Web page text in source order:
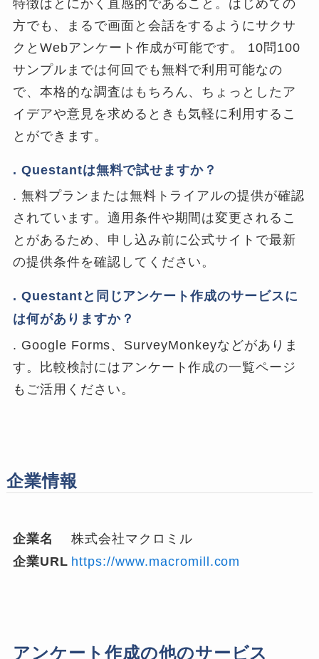
特徴はとにかく直感的であること。はじめての
方でも、まるで画面と会話をするようにサクサ
クとWebアンケート作成が可能です。 10問100
サンプルまでは何回でも無料で利用可能なの
で、本格的な調査はもちろん、ちょっとしたア
イデアや意見を求めるときも気軽に利用するこ
とができます。
. Questantは無料で試せますか？
. 無料プランまたは無料トライアルの提供が確認
されています。適用条件や期間は変更されるこ
とがあるため、申し込み前に公式サイトで最新
の提供条件を確認してください。
. Questantと同じアンケート作成のサービスに
は何がありますか？
. Google Forms、SurveyMonkeyなどがありま
す。比較検討にはアンケート作成の一覧ページ
もご活用ください。
企業情報
企業名
株式会社マクロミル
企業URL https://www.macromill.com
アンケート作成の他のサービス